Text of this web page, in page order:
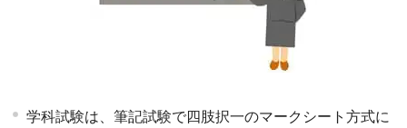
学科試験は、筆記試験で四肢択一のマークシート方式に